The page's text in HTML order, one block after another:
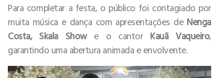
Para completar a festa, o público foi contagiado por
muita música e dança com apresentações de Nenga
Costa, Skala Showe o cantor Kauã Vaqueiro,
garantindo uma abertura animada e envolvente.